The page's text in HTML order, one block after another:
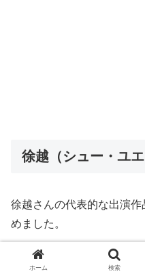
徐越（シュー・ユ
徐越さんの代表的な出演
めました。
💡最新のものには未公開
ホーム 検索